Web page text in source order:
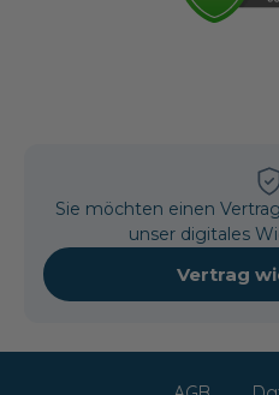
Sie möchten einen
unser digitales
Vertrag